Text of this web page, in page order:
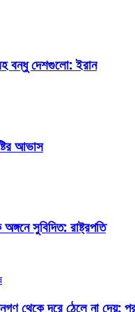
বন্ধু দেশগুলো: ইরান
আভাস
সুবিদিত: রাষ্ট্রপতি
থেকে দূরে ঠেলে না দেয়: